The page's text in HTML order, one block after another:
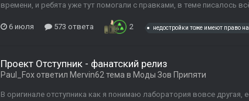
времени, и ребята уже тут помогали с правками, в теме писалось
6 июля 573 ответа 2 недостройки тоже имеют право
Проект Отступник - фанатский релиз
Paul_Fox ответил Mervin62 тема в Моды Зов Припяти
В оригинале отступника как я понимаю лаборатория вовсе другая,